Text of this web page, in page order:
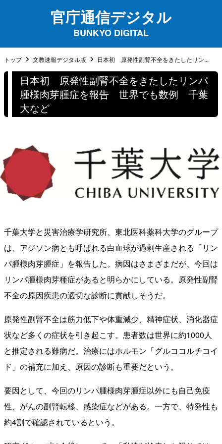
官庁通信デジタル
BUNKYO DIGITAL
トップ 文教速報デジタル版 日本初 原発性副腎不全をきたしたリン...
日本初 原発性副腎不全をきたしたリンパ
腫様肉芽腫症を報告 世界でも数例 千葉
大など
千葉大学と災害治療学研究所、東北医科薬科大学のグループ
は、アジソン病とも呼ばれる白血球が過剰生産される「リン
パ腫様肉芽腫症」を報告した。病因はさまざまだが、今回は
リンパ腫様肉芽種症があると明らかにしている。原発性副腎
不全の原因疾患の適切な診断に貢献しそうだ。
原発性副腎不全は筋力低下や体重減少、精神症状、消化器症
状など多くの症状を引き起こす。患者数は世界に約1000人
と推定される難病だ。治療にはホルモン「グルココルチコイ
ド」の補充に加え、原因の診断も重要だという。
要因として、今回のリンパ腫様肉芽腫症以外にも自己免疫
性、がんの副腎転移、感染症などがある。一方で、特発性も
約4割で確認されているという。